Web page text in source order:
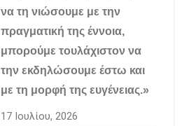
να τη νιώσουμε με την
πραγματική της έννοια,
μπορούμε τουλάχιστον να
την εκδηλώσουμε έστω και
με τη μορφή της ευγένειας.»
17 Ιουλίου, 2026